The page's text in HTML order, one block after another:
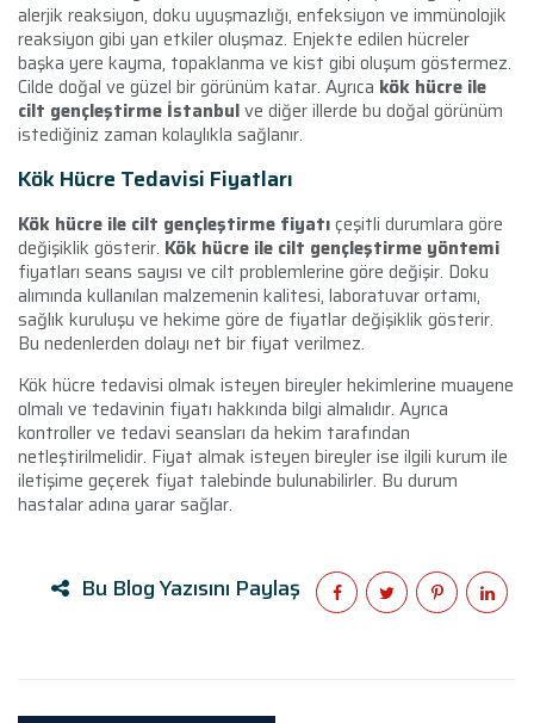
alerjik reaksiyon, doku uyuşmazlığı, enfeksiyon ve immünolojik
reaksiyon gibi yan etkiler oluşmaz. Enjekte edilen hücreler
başka yere kayma, topaklanma ve kist gibi oluşum göstermez.
Cilde doğal ve güzel bir görünüm katar. Ayrıca kök hücre ile
cilt gençleştirme İstanbulve diğer illerde bu doğal görünüm
istediğiniz zaman kolaylıkla sağlanır.
Kök Hücre Tedavisi Fiyatları
Kök hücre ile cilt gençleştirme fiyatıçeşitli durumlara göre
değişiklik gösterir. Kök hücre ile cilt gençleştirme yöntemi
fiyatları seans sayısı ve cilt problemlerine göre değişir. Doku
alımında kullanılan malzemenin kalitesi, laboratuvar ortamı,
sağlık kuruluşu ve hekime göre de fiyatlar değişiklik gösterir.
Bu nedenlerden dolayı net bir fiyat verilmez.
Kök hücre tedavisi olmak isteyen bireyler hekimlerine muayene
olmalı ve tedavinin fiyatı hakkında bilgi almalıdır. Ayrıca
kontroller ve tedavi seansları da hekim tarafından
netleştirilmelidir. Fiyat almak isteyen bireyler ise ilgili kurum ile
iletişime geçerek fiyat talebinde bulunabilirler. Bu durum
hastalar adına yarar sağlar.
Bu Blog Yazısını Paylaş